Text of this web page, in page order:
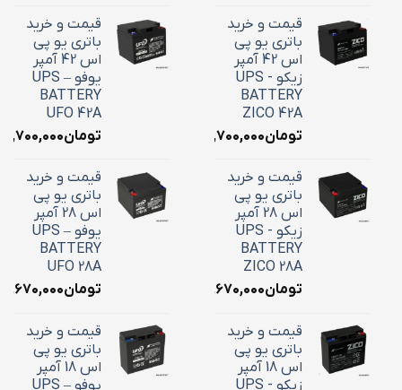
قیمت و خرید
باتری یو پی
اس 42 آمپر
زیکو - UPS
BATTERY
ZICO 42A
تومان۱۸,۷۰۰,۰۰۰
قیمت و خرید
باتری یو پی
اس 28 آمپر
زیکو - UPS
BATTERY
ZICO 28A
تومان۱۰,۶۷۰,۰۰۰
قیمت و خرید
باتری یو پی
اس 18 آمپر
زیکو - UPS
قیمت و خرید
باتری یو پی
اس 42 آمپر
یوفو – UPS
BATTERY
UFO 42A
تومان
قیمت و خرید
باتری یو پی
اس 28 آمپر
یوفو – UPS
BATTERY
UFO 28A
تومان۱۰,۶۷۰,۰۰۰
قیمت و خرید
باتری یو پی
اس 18 آمپر
یوفو – UPS